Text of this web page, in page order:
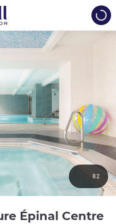
Épinal Centre4
82